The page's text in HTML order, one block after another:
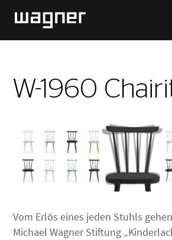
W-1960
Vom Erlös eines jeden Stuhls
Michael Wagner Stiftung